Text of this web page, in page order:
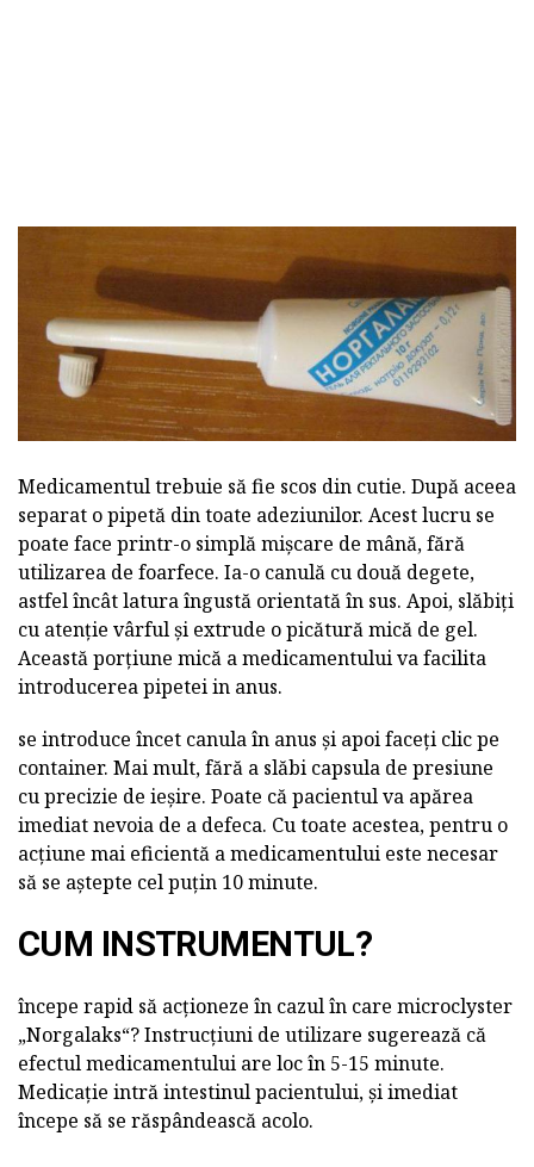
Medicamentul trebuie să fie scos din cutie. După aceea
separat o pipetă din toate adeziunilor. Acest lucru se
poate face printr-o simplă mișcare de mână, fără
utilizarea de foarfece. Ia-o canulă cu două degete,
astfel încât latura îngustă orientată în sus. Apoi, slăbiți
cu atenție vârful și extrude o picătură mică de gel.
Această porțiune mică a medicamentului va facilita
introducerea pipetei in anus.
se introduce încet canula în anus și apoi faceți clic pe
container. Mai mult, fără a slăbi capsula de presiune
cu precizie de ieșire. Poate că pacientul va apărea
imediat nevoia de a defeca. Cu toate acestea, pentru o
acțiune mai eficientă a medicamentului este necesar
să se aștepte cel puțin 10 minute.
CUM INSTRUMENTUL?
începe rapid să acționeze în cazul în care microclyster
„Norgalaks“? Instrucțiuni de utilizare sugerează că
efectul medicamentului are loc în 5-15 minute.
Medicație intră intestinul pacientului, și imediat
începe să se răspândească acolo.